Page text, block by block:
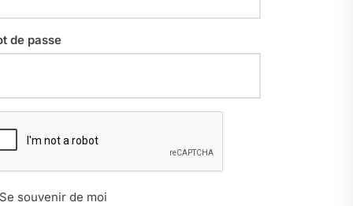
de passe
Se souvenir de moi